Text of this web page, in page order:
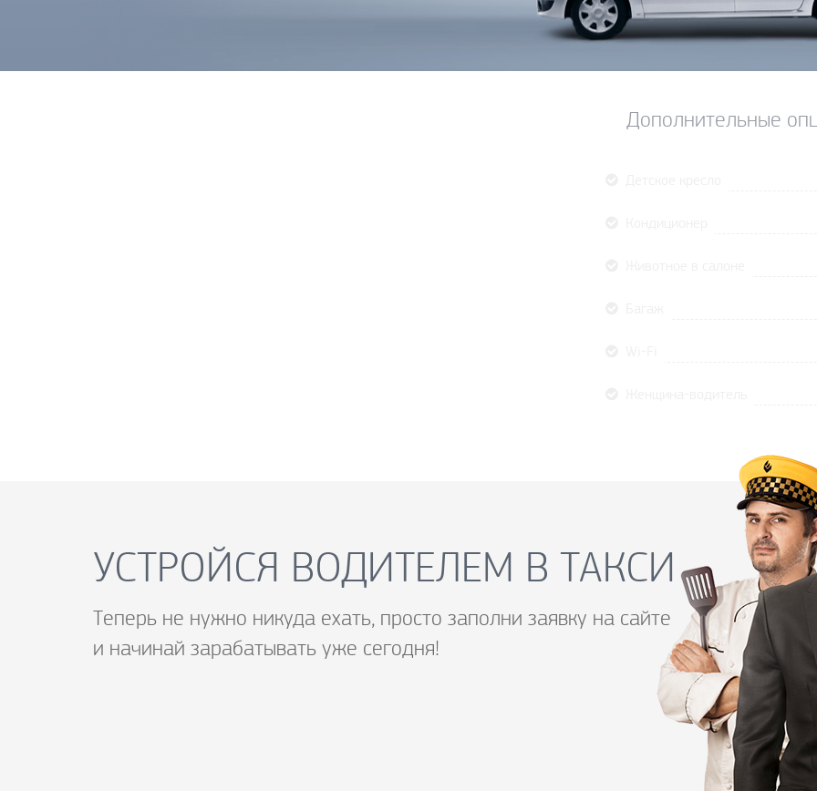
Дополнительные
УСТРОЙСЯ ВОДИТЕЛЕМ В ТАКСИ
Теперь не нужно никуда ехать, просто заполни заявку на сайте
и начинай зарабатывать уже сегодня!